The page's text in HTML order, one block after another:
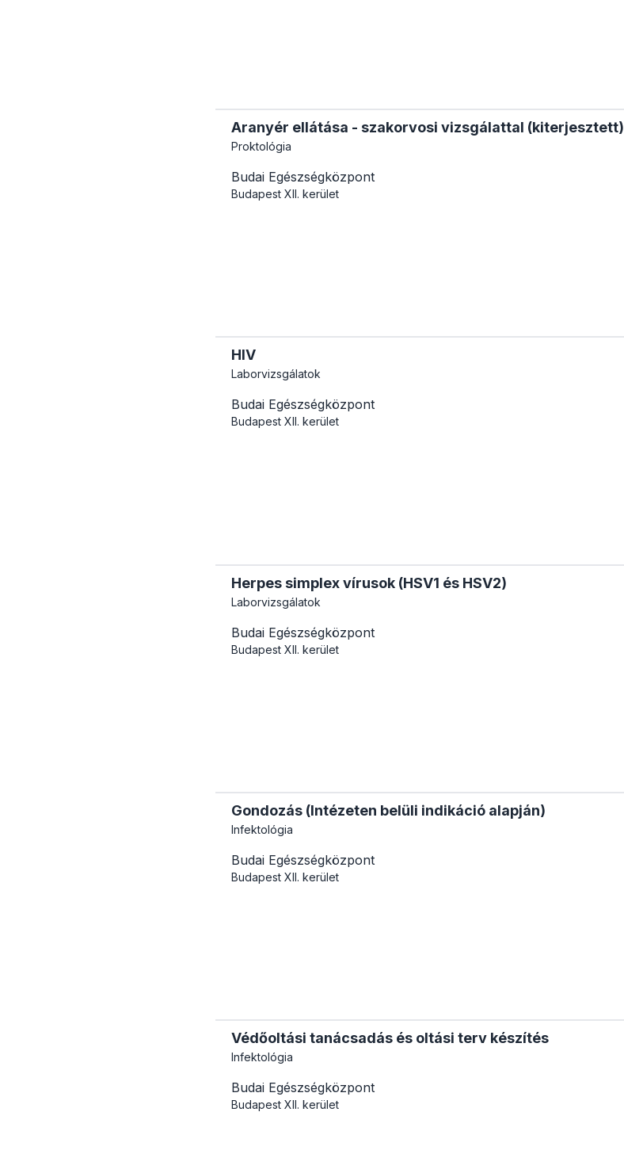
Aranyér ellátása - szakorvosi vizsgálattal (kiterjesztett)
Proktológia
Budai Egészségközpont
Budapest XII. kerület
HIV
Laborvizsgálatok
Budai Egészségközpont
Budapest XII. kerület
Herpes simplex vírusok (HSV1 és HSV2)
Laborvizsgálatok
Budai Egészségközpont
Budapest XII. kerület
Gondozás (Intézeten belüli indikáció alapján)
Infektológia
Budai Egészségközpont
Budapest XII. kerület
Védőoltási tanácsadás és oltási terv készítés
Infektológia
Budai Egészségközpont
Budapest XII. kerület